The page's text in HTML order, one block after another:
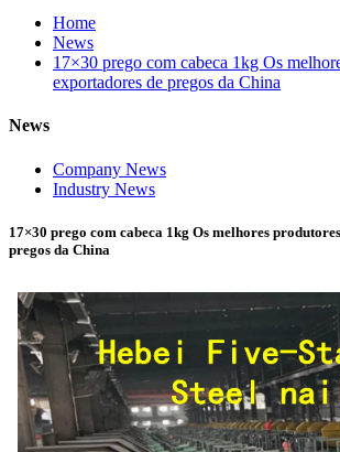
Home
News
17×30 prego com cabeca 1kg Os
exportadores de pregos da China
News
Company News
Industry News
17×30 prego com cabeca 1kg Os melhores
pregos da China